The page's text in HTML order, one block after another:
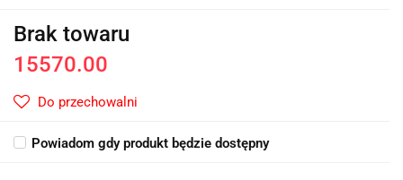
Brak towaru
15570.00
Do przechowalni
Powiadom gdy produkt będzie dostępny